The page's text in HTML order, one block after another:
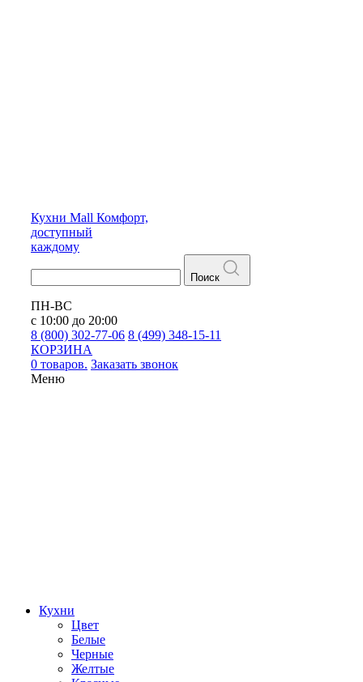
Кухни Mall Комфорт,
доступный
каждому
Поиск
ПН-ВС
с 10:00 до 20:00
8 (800) 302-77-06 8 (499) 348-15-11
КОРЗИНА
0 товаров. Заказать звонок
Меню
Кухни
Цвет
Белые
Черные
Желтые